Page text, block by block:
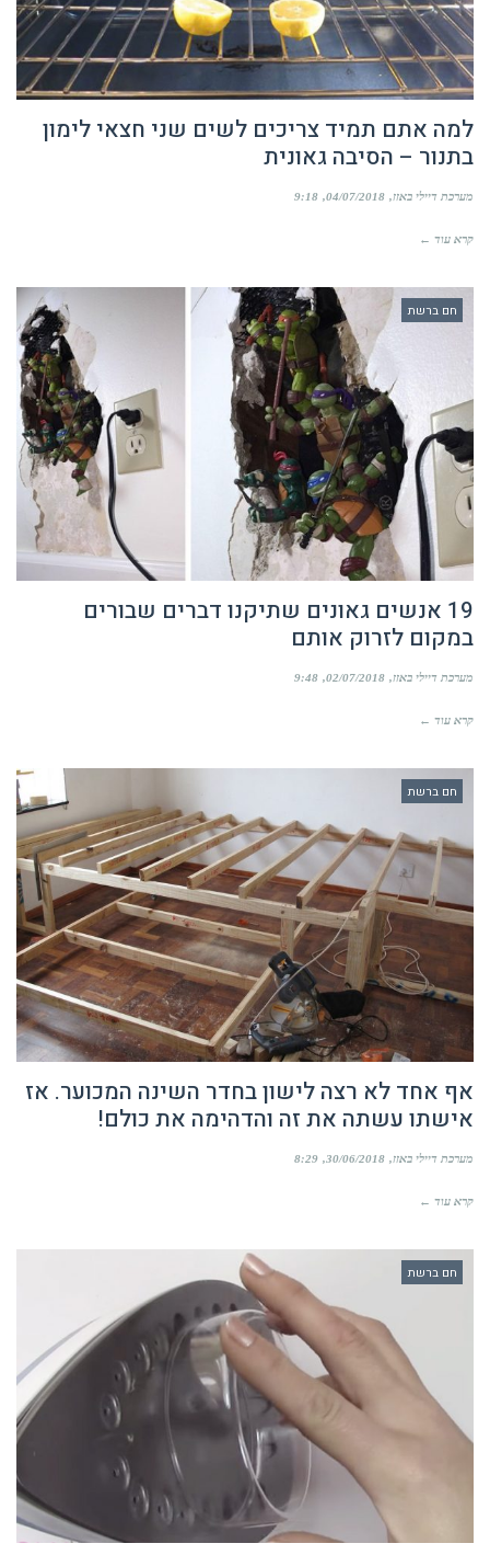
למה אתם תמיד צריכים לשים שני חצאי לימון
בתנור – הסיבה גאונית
מערכת דיילי באזז 04/07/2018
9:18
קרא עוד ←
חם ברשת
19 אנשים גאונים שתיקנו דברים שבורים
במקום לזרוק אותם
מערכת דיילי באזז 02/07/2018
9:48
קרא עוד ←
חם ברשת
אף אחד לא רצה לישון בחדר השינה המכוער. אז
אישתו עשתה את זה והדהימה את כולם!
מערכת דיילי באזז 30/06/2018
8:29
קרא עוד ←
חם ברשת